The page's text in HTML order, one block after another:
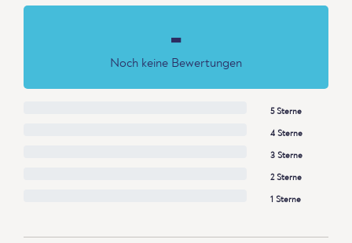
-
Noch keine Bewertungen
5 Sterne
4 Sterne
3 Sterne
2 Sterne
1 Sterne